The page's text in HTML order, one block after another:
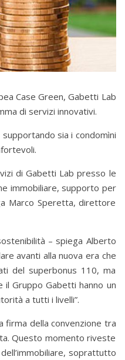
Case Green, Gabetti Lab
di servizi innovativi.
sia i condomìni
di Gabetti Lab presso le
immobiliare, supporto per
Marco Speretta, direttore
– spiega Alberto
avanti alla nuova era che
del superbonus 110, ma
Gruppo Gabetti hanno un
a tutti i livelli”.
firma della convenzione tra
Questo momento riveste
soprattutto